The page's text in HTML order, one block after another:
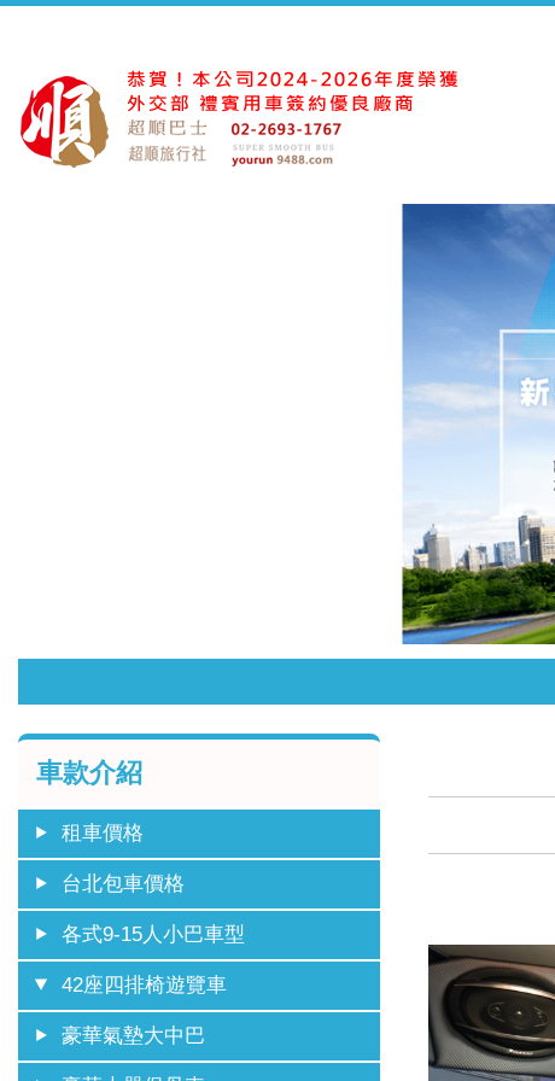
車款介紹
租車價格
台北包車價格
各式9-15人小巴車型
42座四排椅遊覽車
豪華氣墊大中巴